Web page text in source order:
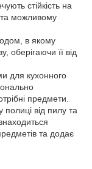
стійкість на
та можливому
в якому
оберігаючи її від
для кухонного
предмети.
полиці від пилу та
та додає